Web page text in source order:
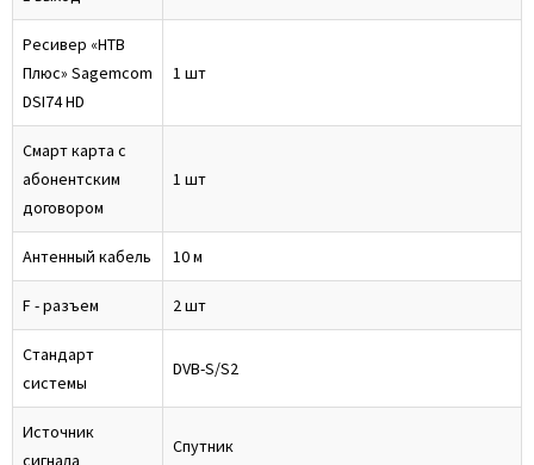
Ресивер «НТВ
Плюс» Sagemcom
DSI74 HD
1 шт
Смарт карта с
абонентским
договором
1 шт
Антенный кабель 10 м
F - разъем 2 шт
Стандарт
системы
DVB-S/S2
Источник
сигнала
Спутник